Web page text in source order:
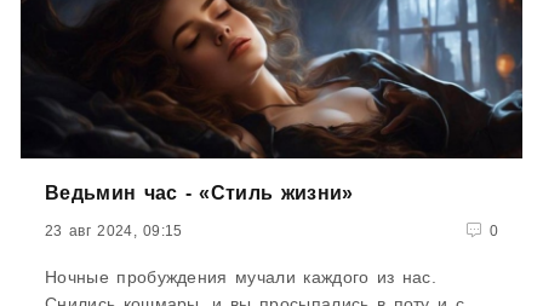
Ведьмин час - «Стиль жизни»
23 авг 2024, 09:15 0
Ночные пробуждения мучали каждого из нас.